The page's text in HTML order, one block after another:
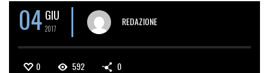
04 GIU
2017
REDAZIONE
0 592 0